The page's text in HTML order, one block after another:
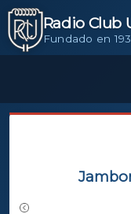
Radio Club
Fundado en